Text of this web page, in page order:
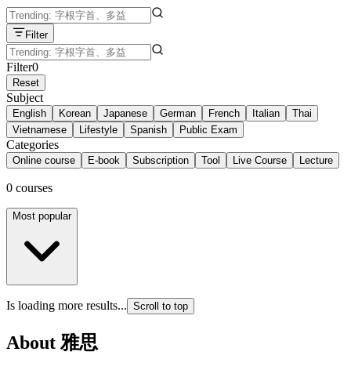
Filter
Filter0
Reset
Subject
English Korean Japanese German French Italian
Thai
Vietnamese
Lifestyle Spanish Public Exam
Categories
Online course E-book Subscription Tool Live Course Lecture
0 courses
Most popular
Is loading more results... Scroll to top
About 雅思